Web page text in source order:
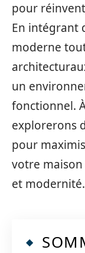
pour
En intégrant
moderne
un
fonctionnel.
explorerons
pour
votre
et modernité.